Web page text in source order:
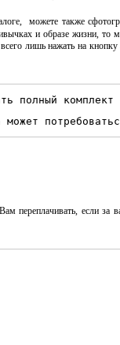
можете также
и образе жизни, то
лишь нажать на кнопку
полный
переплачивать, если за